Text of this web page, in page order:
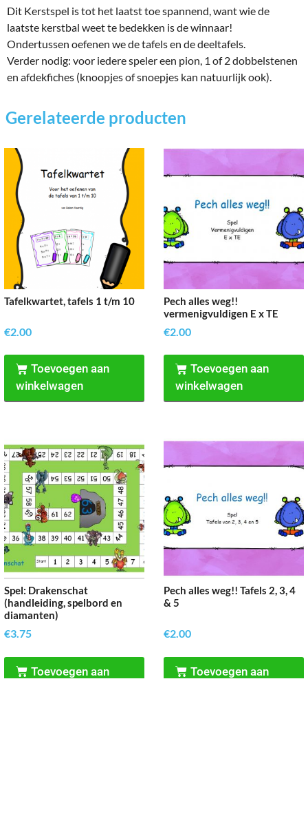
Dit Kerstspel is tot het laatst toe spannend, want wie de
laatste kerstbal weet te bedekken is de winnaar!
Ondertussen oefenen we de tafels en de deeltafels.
Verder nodig: voor iedere speler een pion, 1 of 2 dobbelstenen
en afdekfiches (knoopjes of snoepjes kan natuurlijk ook).
Gerelateerde producten
Tafelkwartet, tafels 1 t/m 10
€2.00
Toevoegen aan
winkelwagen
Pech alles weg!!
vermenigvuldigen E x TE
€2.00
Toevoegen aan
winkelwagen
Spel: Drakenschat
(handleiding, spelbord en
diamanten)
€3.75
Toevoegen aan
Pech alles weg!! Tafels 2, 3, 4
& 5
€2.00
Toevoegen aan